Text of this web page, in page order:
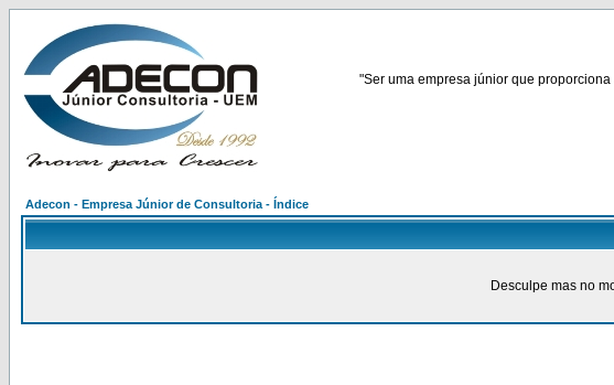
"Ser uma empresa júnior que
Adecon - Empresa Júnior de Consultoria - Índice
Desculpe mas no